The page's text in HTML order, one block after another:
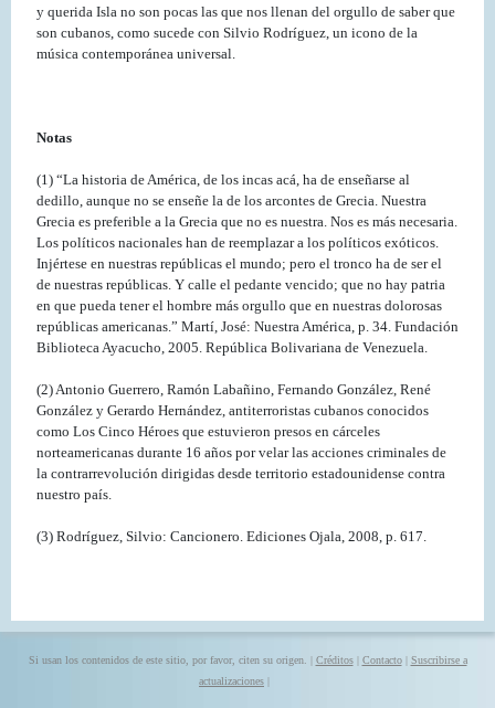
y querida Isla no son pocas las que nos llenan del orgullo de saber que
son cubanos, como sucede con Silvio Rodríguez, un icono de la
música contemporánea universal.
Notas
(1) “La historia de América, de los incas acá, ha de enseñarse al
dedillo, aunque no se enseñe la de los arcontes de Grecia. Nuestra
Grecia es preferible a la Grecia que no es nuestra. Nos es más necesaria.
Los políticos nacionales han de reemplazar a los políticos exóticos.
Injértese en nuestras repúblicas el mundo; pero el tronco ha de ser el
de nuestras repúblicas. Y calle el pedante vencido; que no hay patria
en que pueda tener el hombre más orgullo que en nuestras dolorosas
repúblicas americanas.” Martí, José: Nuestra América, p. 34. Fundación
Biblioteca Ayacucho, 2005. República Bolivariana de Venezuela.
(2) Antonio Guerrero, Ramón Labañino, Fernando González, René
González y Gerardo Hernández, antiterroristas cubanos conocidos
como Los Cinco Héroes que estuvieron presos en cárceles
norteamericanas durante 16 años por velar las acciones criminales de
la contrarrevolución dirigidas desde territorio estadounidense contra
nuestro país.
(3) Rodríguez, Silvio: Cancionero. Ediciones Ojala, 2008, p. 617.
Si usan los contenidos de este sitio, por favor, citen su origen. | Créditos| Contacto| Suscribirse a
actualizaciones |